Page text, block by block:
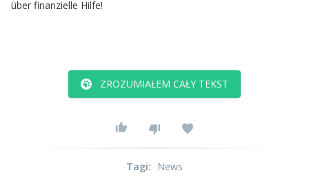
über finanzielle Hilfe!
ZROZUMIAŁEM CAŁY TEKST
Tagi: News